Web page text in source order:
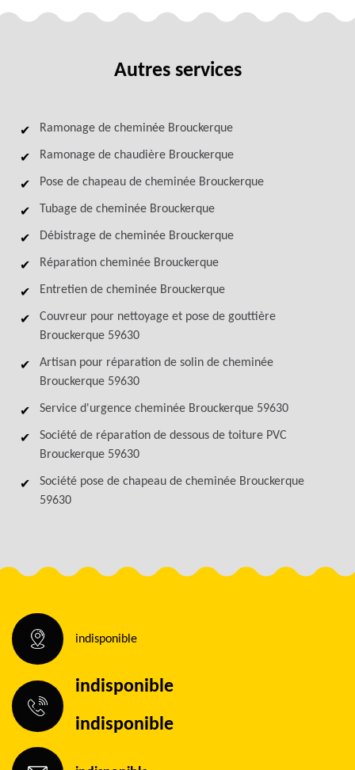
Autres services
Ramonage de cheminée Brouckerque
Ramonage de chaudière Brouckerque
Pose de chapeau de cheminée Brouckerque
Tubage de cheminée Brouckerque
Débistrage de cheminée Brouckerque
Réparation cheminée Brouckerque
Entretien de cheminée Brouckerque
Couvreur pour nettoyage et pose de gouttière
Brouckerque 59630
Artisan pour réparation de solin de cheminée
Brouckerque 59630
Service d'urgence cheminée Brouckerque 59630
Société de réparation de dessous de toiture PVC
Brouckerque 59630
Société pose de chapeau de cheminée Brouckerque
59630
indisponible
indisponible
indisponible